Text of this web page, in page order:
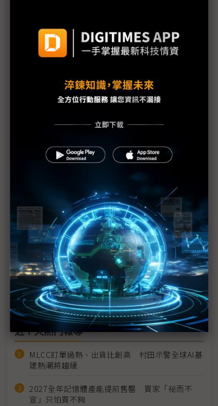
蘋果自宮 群創堅定Micro LED路線且有新突破
LGD也傳縮編Micro LED事業 蘋果OLED過渡期拉長
蘋果棄守歐司朗Micro LED非句點
琵琶別抱傳言四起 台廠伺機搶食大單
蘋果仍為成本苦惱 2026年Micro LED版Apple
Micro LED新秀力邀鴻海、力積電入局 Porotech推
蘋果Vision Pro採Micro OLED顯示器僅是過渡？
梭哈OLED的南韓 如何應對Micro LED時代到來？
Micro LED或改寫顯示器市場 台韓攜手拓版圖、抗
Micro LED穿戴式產品潛力強 市場規模有望超越電
視
近７天熱門報導
MLCC訂單過熱、出貨比創高 村田示警全球AI基
建熱潮將趨緩
2027全年記憶體產能提前售罄 買家「祕而不
宣」只怕買不夠